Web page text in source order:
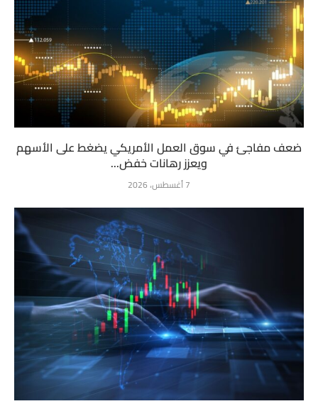
ضعف مفاجئ في سوق العمل الأمريكي يضغط على الأسهم
ويعزز رهانات خفض...
7 أغسطس، 2026